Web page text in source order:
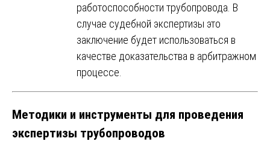
работоспособности трубопровода. В
случае судебной экспертизы это
заключение будет использоваться в
качестве доказательства в арбитражном
процессе.
Методики и инструменты для проведения
экспертизы трубопроводов